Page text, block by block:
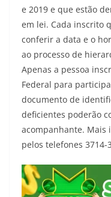
e 2019 e que estão
em lei. Cada inscrito
conferir a data e o
ao processo de
Apenas a pessoa
Federal para
documento de
deficientes poderão
acompanhante. Mais
pelos telefones 3714-